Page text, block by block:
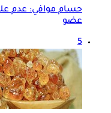
حسام موافي: عدم
عضو
5